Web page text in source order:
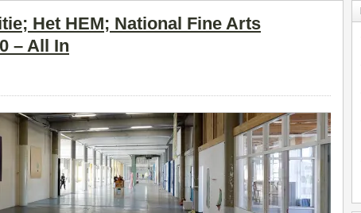
Het HEM; National Fine Arts
– All In